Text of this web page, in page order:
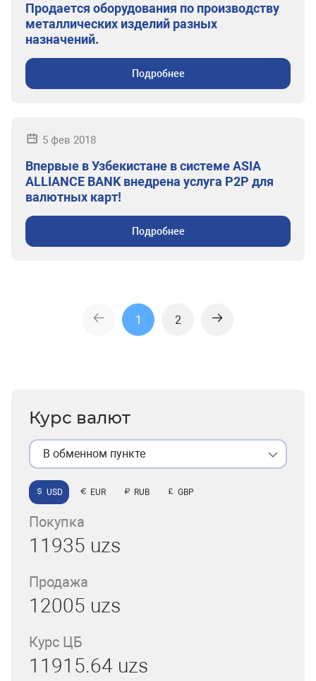
Продается оборудования по производству
металлических изделий разных
назначений.
Подробнее
5 фев 2018
Впервые в Узбекистане в системе ASIA
ALLIANCE BANK внедрена услуга P2P для
валютных карт!
Подробнее
1 2
Курс валют
В обменном пункте
USD EUR RUB GBP
Покупка
11935 uzs
Продажа
12005 uzs
Курс ЦБ
11915.64 uzs